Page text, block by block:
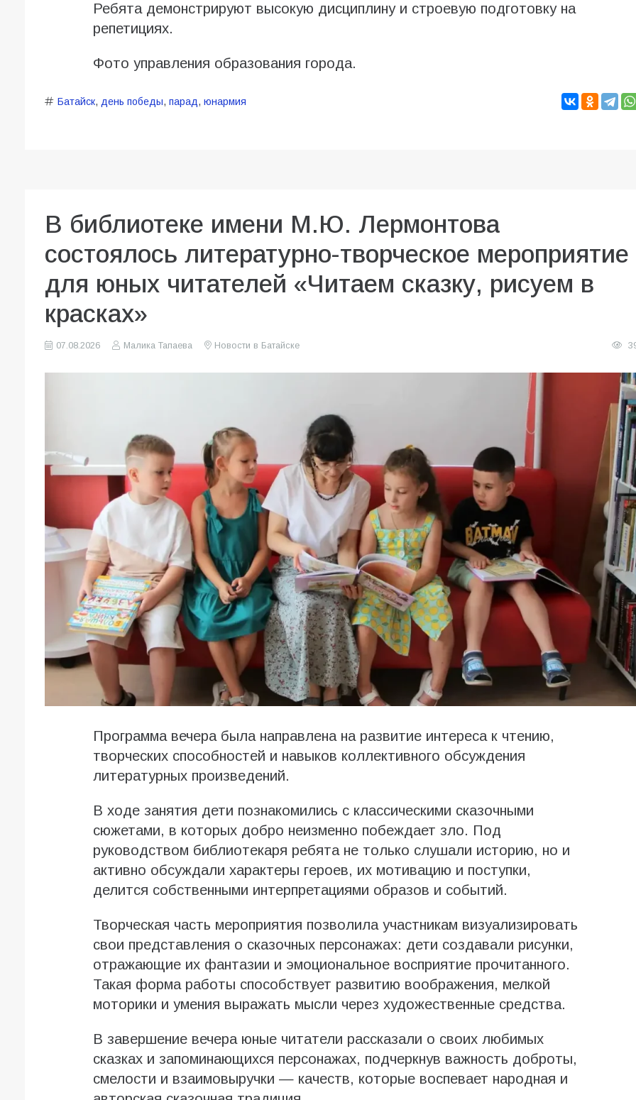
Ребята демонстрируют высокую дисциплину и строевую подготовку на
репетициях.
Фото управления образования города.
Батайск, день победы, парад, юнармия
В библиотеке имени М.Ю. Лермонтова
состоялось литературно-творческое мероприятие
для юных читателей «Читаем сказку, рисуем в
красках»
07.08.2026 Малика Тапаева Новости в Батайске
Программа вечера была направлена на развитие интереса к чтению,
творческих способностей и навыков коллективного обсуждения
литературных произведений.
В ходе занятия дети познакомились с классическими сказочными
сюжетами, в которых добро неизменно побеждает зло. Под
руководством библиотекаря ребята не только слушали историю, но и
активно обсуждали характеры героев, их мотивацию и поступки,
делится собственными интерпретациями образов и событий.
Творческая часть мероприятия позволила участникам визуализировать
свои представления о сказочных персонажах: дети создавали рисунки,
отражающие их фантазии и эмоциональное восприятие прочитанного.
Такая форма работы способствует развитию воображения, мелкой
моторики и умения выражать мысли через художественные средства.
В завершение вечера юные читатели рассказали о своих любимых
сказках и запоминающихся персонажах, подчеркнув важность доброты,
смелости и взаимовыручки — качеств, которые воспевает народная и